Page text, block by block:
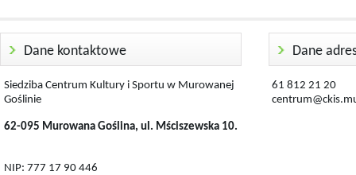
Dane kontaktowe
Siedziba Centrum Kultury i Sportu w Murowanej
Goślinie
62-095 Murowana Goślina, ul. Mściszewska 10.
NIP: 777 17 90 446
Dane
61 812 21 20